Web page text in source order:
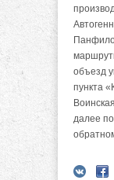
объезд
пункта
далее